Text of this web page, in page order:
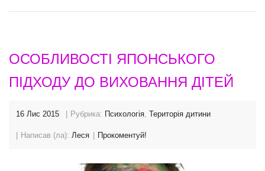
ОСОБЛИВОСТІ ЯПОНСЬКОГО
ПІДХОДУ ДО ВИХОВАННЯ ДІТЕЙ
16 Лис 2015 Рубрика: Психологія Територія дитини
Написав (ла): Леся Прокоментуй!